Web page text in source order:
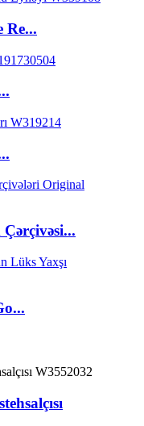
Re...